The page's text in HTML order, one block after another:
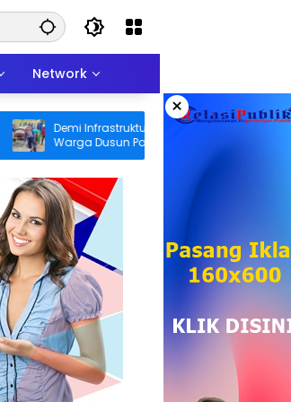
Network
×
Demi Infrastruktur yang Lebih Layak,
Warga Dusun Patereman Desa Angkatan
Lakukan Swadaya Perbaiki Jalan Rusak